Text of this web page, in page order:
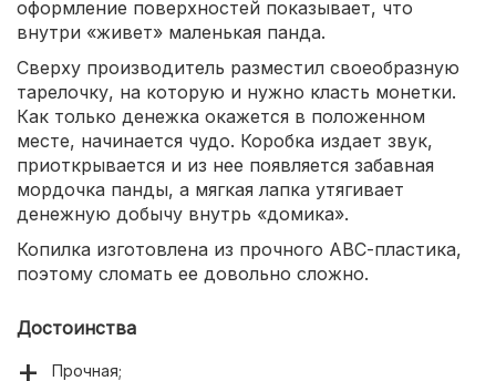
оформление поверхностей показывает, что
внутри «живет» маленькая панда.
Сверху производитель разместил своеобразную
тарелочку, на которую и нужно класть монетки.
Как только денежка окажется в положенном
месте, начинается чудо. Коробка издает звук,
приоткрывается и из нее появляется забавная
мордочка панды, а мягкая лапка утягивает
денежную добычу внутрь «домика».
Копилка изготовлена из прочного АВС-пластика,
поэтому сломать ее довольно сложно.
Достоинства
Прочная;